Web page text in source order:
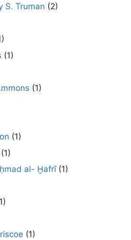
S. Truman (2)
(1)
(1)
(1)
(1)
al- Ḫafrī(1)
(1)